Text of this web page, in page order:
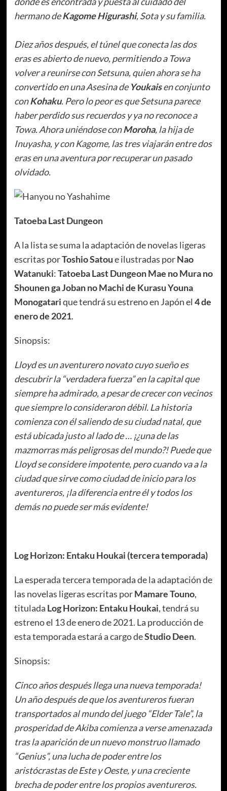
hermano deKagome Higurashi, Sota y su familia.
Diez años después, el túnel que conecta las dos
eras es abierto de nuevo, permitiendo a Towa
volver a reunirse con Setsuna, quien ahora se ha
convertido en una Asesina deYoukaisen conjunto
conKohaku. Pero lo peor es que Setsuna parece
haber perdido sus recuerdos y ya no reconoce a
Towa. Ahora uniéndose conMoroha, la hija de
Inuyasha, y con Kagome, las tres viajarán entre dos
eras en una aventura por recuperar un pasado
olvidado.
Tatoeba Last Dungeon
A la lista se suma la adaptación de novelas ligeras
escritas porToshio Satoue ilustradas porNao
Watanuki:Tatoeba Last Dungeon Mae no Mura no
Shounen ga Joban no Machi de Kurasu Youna
Monogatarique tendrá su estreno en Japón el 4 de
enero de 2021.
Sinopsis:
Lloyd es un aventurero novato cuyo sueño es
descubrir la “verdadera fuerza” en la capital que
siempre ha admirado, a pesar de crecer con vecinos
que siempre lo consideraron débil. La historia
comienza con él saliendo de su ciudad natal, que
está ubicada justo al lado de … ¡¿una de las
mazmorras más peligrosas del mundo?! Puede que
Lloyd se considere impotente, pero cuando va a la
ciudad que sirve como ciudad de inicio para los
aventureros, ¡la diferencia entre él y todos los
demás no puede ser más evidente!
Log Horizon: Entaku Houkai (tercera temporada)
La esperada tercera temporada de la adaptación de
las novelas ligeras escritas porMamare Touno,
titulada Log Horizon: Entaku Houkai, tendrá su
estreno el 13 de enero de 2021. La producción de
esta temporada estará a cargo deStudio Deen.
Sinopsis:
Cinco años después llega una nueva temporada!
Un año después de que los aventureros fueran
transportados al mundo del juego “Elder Tale”, la
prosperidad de Akiba comienza a verse amenazada
tras la aparición de un nuevo monstruo llamado
“Genius”, una lucha de poder entre los
aristócrastas de Este y Oeste, y una creciente
brecha de poder entre los propios aventureros.